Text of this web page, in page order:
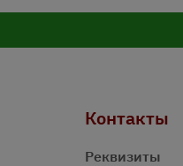
Контакты
Реквизиты